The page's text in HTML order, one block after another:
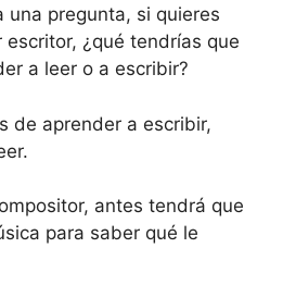
una pregunta, si quieres
¿qué tendrías que
a leer o a escribir?
de aprender a escribir,
antes tendrá que
para saber qué le